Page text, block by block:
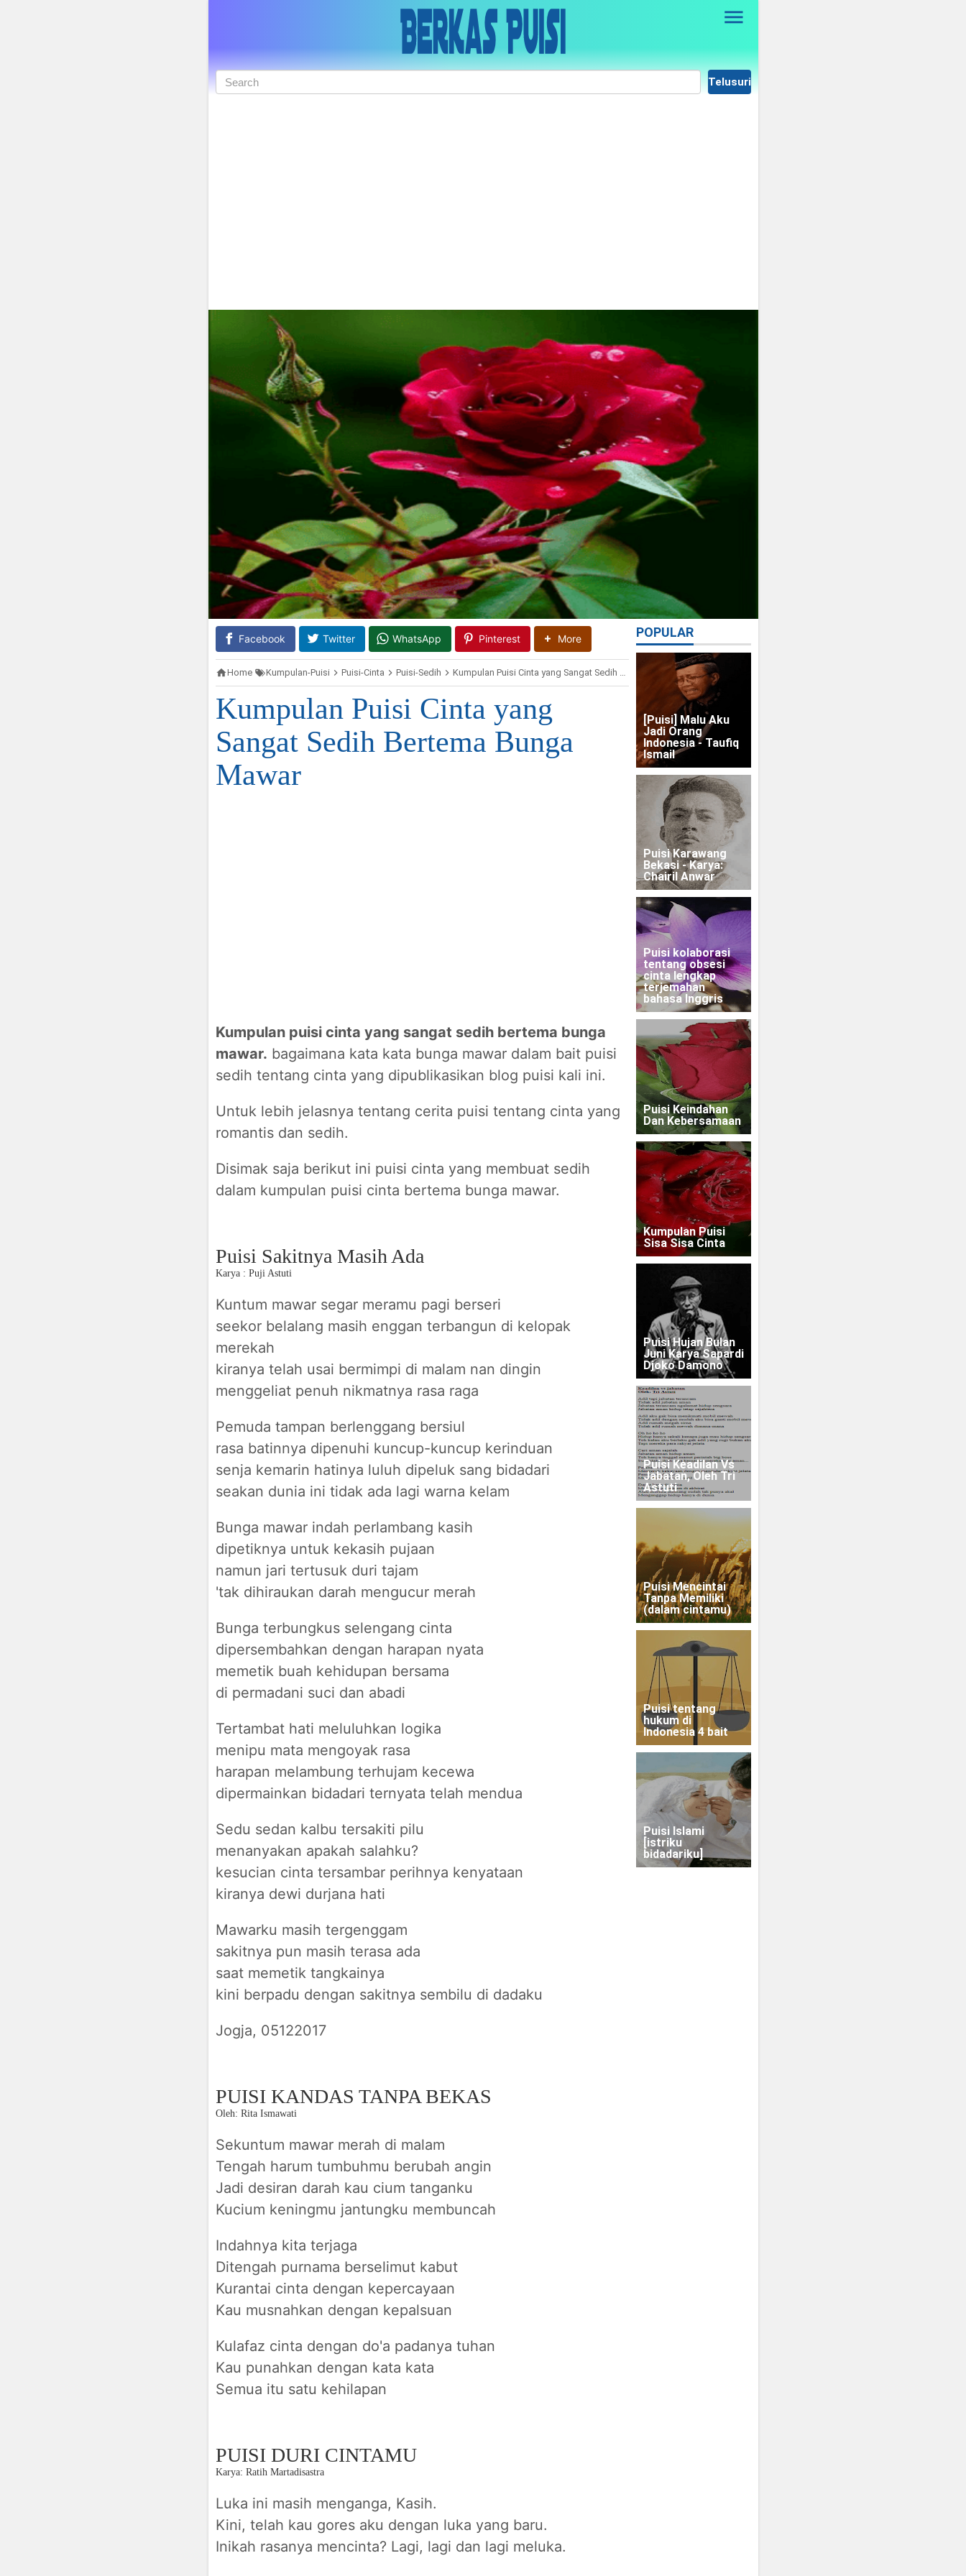
Skip to main content
Facebook Twitter WhatsApp Pinterest More
Home Kumpulan-Puisi Puisi-Cinta Puisi-Sedih Kumpulan Puisi Cinta yang Sangat Sedih Bertema Bunga Mawar
Kumpulan Puisi Cinta yang
Sangat Sedih Bertema Bunga
Mawar
Kumpulan puisi cinta yang sangat sedih bertema bunga
mawar. bagaimana kata kata bunga mawar dalam bait puisi
sedih tentang cinta yang dipublikasikan blog puisi kali ini.
Untuk lebih jelasnya tentang cerita puisi tentang cinta yang
romantis dan sedih.
Disimak saja berikut ini puisi cinta yang membuat sedih
dalam kumpulan puisi cinta bertema bunga mawar.
Puisi Sakitnya Masih Ada
Karya : Puji Astuti
Kuntum mawar segar meramu pagi berseri
seekor belalang masih enggan terbangun di kelopak
merekah
kiranya telah usai bermimpi di malam nan dingin
menggeliat penuh nikmatnya rasa raga
Pemuda tampan berlenggang bersiul
rasa batinnya dipenuhi kuncup-kuncup kerinduan
senja kemarin hatinya luluh dipeluk sang bidadari
seakan dunia ini tidak ada lagi warna kelam
Bunga mawar indah perlambang kasih
dipetiknya untuk kekasih pujaan
namun jari tertusuk duri tajam
'tak dihiraukan darah mengucur merah
Bunga terbungkus selengang cinta
dipersembahkan dengan harapan nyata
memetik buah kehidupan bersama
di permadani suci dan abadi
Tertambat hati meluluhkan logika
menipu mata mengoyak rasa
harapan melambung terhujam kecewa
dipermainkan bidadari ternyata telah mendua
Sedu sedan kalbu tersakiti pilu
menanyakan apakah salahku?
kesucian cinta tersambar perihnya kenyataan
kiranya dewi durjana hati
Mawarku masih tergenggam
sakitnya pun masih terasa ada
saat memetik tangkainya
kini berpadu dengan sakitnya sembilu di dadaku
Jogja, 05122017
PUISI KANDAS TANPA BEKAS
Oleh: Rita Ismawati
Sekuntum mawar merah di malam
Tengah harum tumbuhmu berubah angin
Jadi desiran darah kau cium tanganku
Kucium keningmu jantungku membuncah
Indahnya kita terjaga
Ditengah purnama berselimut kabut
Kurantai cinta dengan kepercayaan
Kau musnahkan dengan kepalsuan
Kulafaz cinta dengan do'a padanya tuhan
Kau punahkan dengan kata kata
Semua itu satu kehilapan
PUISI DURI CINTAMU
Karya: Ratih Martadisastra
Luka ini masih menganga, Kasih.
Kini, telah kau gores aku dengan luka yang baru.
Inikah rasanya mencinta? Lagi, lagi dan lagi meluka.
POPULAR
[Puisi] Malu Aku
Jadi Orang
Indonesia - Taufiq
Ismail
Puisi Karawang
Bekasi - Karya:
Chairil Anwar
Puisi kolaborasi
tentang obsesi
cinta lengkap
terjemahan
bahasa Inggris
Puisi Keindahan
Dan Kebersamaan
Kumpulan Puisi
Sisa Sisa Cinta
Puisi Hujan Bulan
Juni Karya Sapardi
Djoko Damono
Puisi Keadilan Vs
Jabatan, Oleh Tri
Astuti
Puisi Mencintai
Tanpa Memiliki
(dalam cintamu)
Puisi tentang
hukum di
Indonesia 4 bait
Puisi Islami
[istriku
bidadariku]